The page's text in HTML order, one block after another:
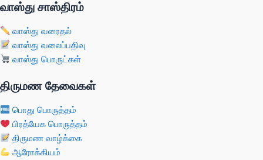
வாஸ்து சாஸ்திரம்
வாஸ்து வரைதல்
வாஸ்து வலைப்பதிவு
வாஸ்து பொருட்கள்
திருமண தேவைகள்
பொது பொருத்தம்
பிரத்யேக பொருத்தம்
திருமண வாழ்க்கை
ஆரோக்கியம்